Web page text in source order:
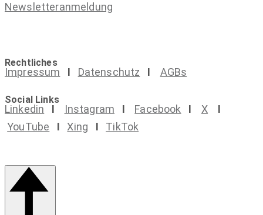
Newsletteranmeldung
Rechtliches
Impressum I Datenschutz I AGBs
Social Links
Linkedin I Instagram I Facebook I X
I
YouTube
I Xing I TikTok